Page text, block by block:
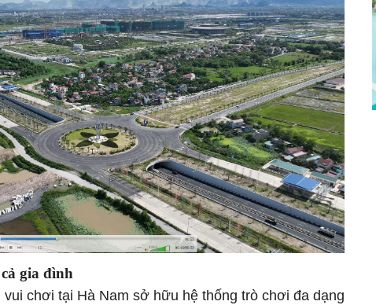
gia đình
vui chơi tại Hà Nam sở hữu hệ thống trò chơi đa dạng